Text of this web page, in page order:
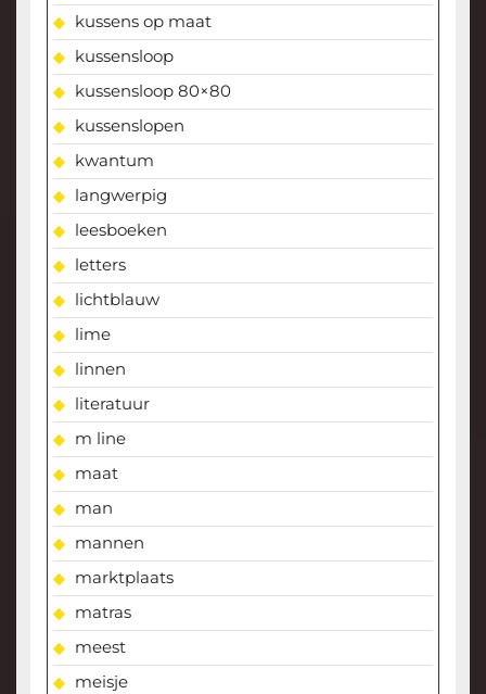
kussens op maat
kussensloop
kussensloop 80×80
kussenslopen
kwantum
langwerpig
leesboeken
letters
lichtblauw
lime
linnen
literatuur
m line
maat
man
mannen
marktplaats
matras
meest
meisje